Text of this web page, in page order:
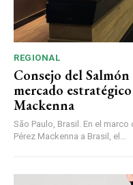
REGIONAL
Consejo del
mercado
Mackenna
São Paulo, Brasil. En el
Pérez Mackenna a Brasil, el...